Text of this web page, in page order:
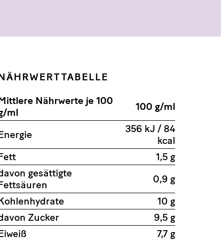
Nährwerte je 100
ml
100 g/ml
356 kJ / 84
kcal
1,5 g
gesättigte
0,9 g
10 g
Zucker
9,5 g
7,7 g